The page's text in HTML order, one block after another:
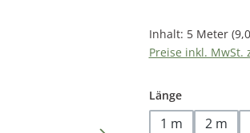
Inhalt: 5 Meter
Preise inkl. MwSt.
Längeauswählen
1 m 2 m